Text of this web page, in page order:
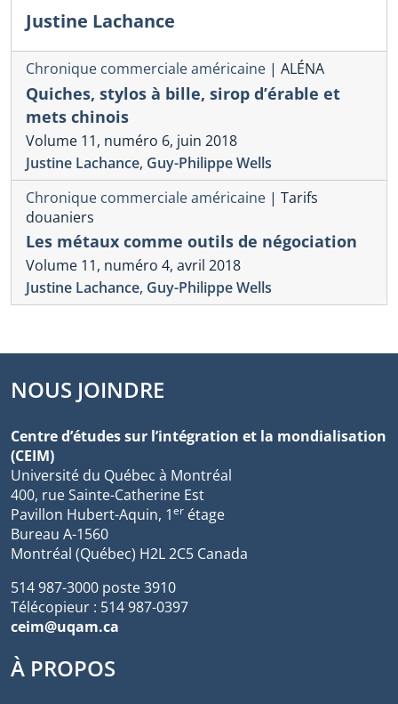
Justine Lachance
Chronique commerciale américaine | ALÉNA
Quiches, stylos à bille, sirop d’érable et
mets chinois
Volume 11, numéro 6, juin 2018
Justine Lachance, Guy-Philippe Wells
Chronique commerciale américaine | Tarifs
douaniers
Les métaux comme outils de négociation
Volume 11, numéro 4, avril 2018
Justine Lachance, Guy-Philippe Wells
NOUS JOINDRE
Centre d’études sur l’intégration et la mondialisation
(CEIM)
Université du Québec à Montréal
400, rue Sainte-Catherine Est
Pavillon Hubert-Aquin, 1er étage
Bureau A-1560
Montréal (Québec) H2L 2C5 Canada
514 987-3000 poste 3910
Télécopieur : 514 987-0397
ceim@uqam.ca
À PROPOS